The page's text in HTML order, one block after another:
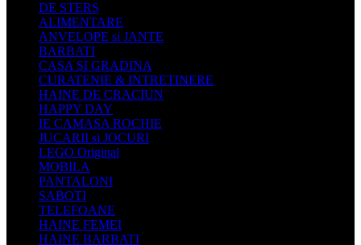
DE STERS
ALIMENTARE
ANVELOPE si JANTE
BARBATI
CASA SI GRADINA
CURATENIE & INTRETINERE
HAINE DE CRACIUN
HAPPY DAY
IE CAMASA ROCHIE
JUCARII si JOCURI
LEGO Original
MOBILA
PANTALONI
SABOTI
TELEFOANE
HAINE FEMEI
HAINE BARBATI